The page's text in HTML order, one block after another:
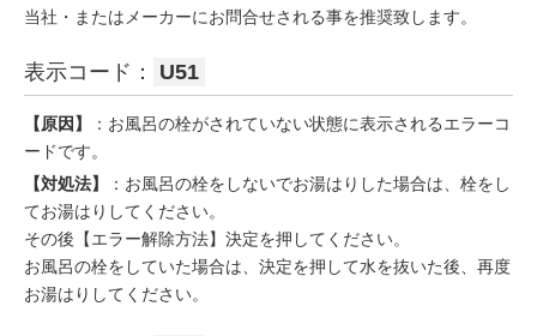
当社・またはメーカーにお問合せされる事を推奨致します。
表示コード： U51
【原因】
：お風呂の栓がされていない状態に表示されるエラーコ
ードです。
【対処法】
：お風呂の栓をしないでお湯はりした場合は、栓をし
てお湯はりしてください。
その後【エラー解除方法】決定を押してください。
お風呂の栓をしていた場合は、決定を押して水を抜いた後、再度
お湯はりしてください。